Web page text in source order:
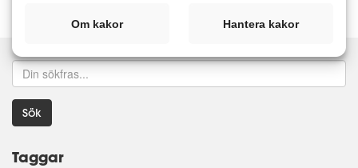
Sök
Taggar
Om kakor Hantera kakor